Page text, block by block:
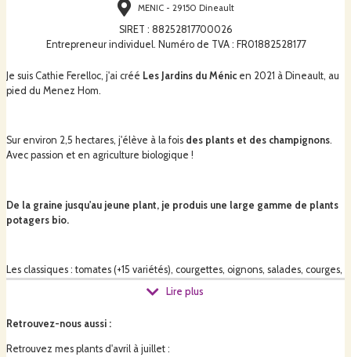
MENIC - 29150 Dineault
SIRET : 88252817700026
Entrepreneur individuel. Numéro de TVA : FR01882528177
Je suis Cathie Ferelloc, j'ai créé Les Jardins du Ménic en 2021 à Dineault, au
pied du Menez Hom.
Sur environ 2,5 hectares, j'élève à la fois des plants et des champignons.
Avec passion et en agriculture biologique !
De la graine jusqu'au jeune plant, je produis une large gamme de plants
potagers bio.
Les classiques : tomates (+15 variétés), courgettes, oignons, salades, courges,
fraise, ficoïde glaciale...etc.
Lire plus
Retrouvez-nous aussi :
Retrouvez mes plants d'avril à juillet :